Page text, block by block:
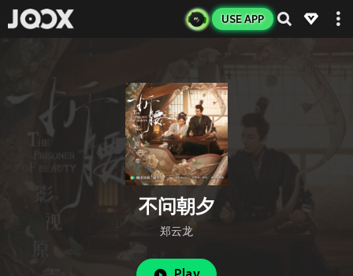
USE APP
不问朝夕
郑云龙